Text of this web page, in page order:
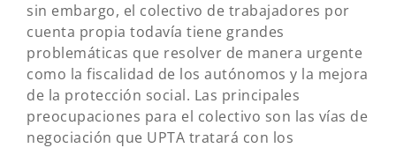
sin embargo, el colectivo de trabajadores por
cuenta propia todavía tiene grandes
problemáticas que resolver de manera urgente
como la fiscalidad de los autónomos y la mejora
de la protección social. Las principales
preocupaciones para el colectivo son las vías de
negociación que UPTA tratará con los